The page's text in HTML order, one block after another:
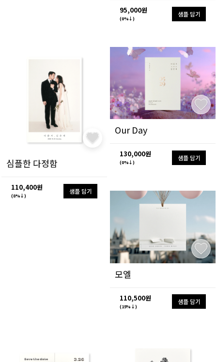
95,000원
(0%↓)
샘플 담기
심플한 다정함
110,400원
(8%↓)
샘플 담기
Our Day
130,000원
(0%↓)
샘플 담기
모엘
110,500원
(15%↓)
샘플 담기